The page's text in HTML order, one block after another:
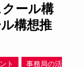
ール構
構想推
ト
事務局の活